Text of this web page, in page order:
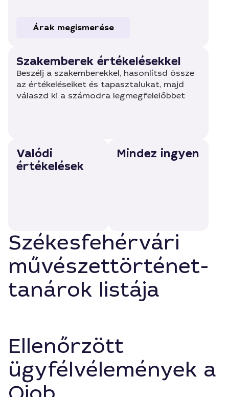
Árak megismerése
Szakemberek értékelésekkel
Beszélj a szakemberekkel, hasonlítsd össze
az értékeléseiket és tapasztalukat, majd
válaszd ki a számodra legmegfelelőbbet
Valódi
értékelések
Mindez ingyen
Székesfehérvári
művészettörténet-
tanárok listája
Ellenőrzött
ügyfélvélemények a